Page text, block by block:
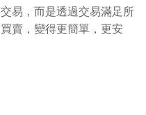
易，而是透過交易滿足所
賣，變得更簡單，更安